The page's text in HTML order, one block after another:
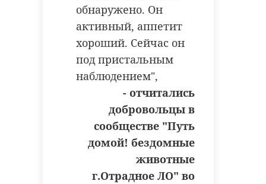
обнаружено. Он
активный, аппетит
хороший. Сейчас он
под пристальным
наблюдением",
- отчитались
добровольцы в
сообществе "Путь
домой! бездомные
животные
г.Отрадное ЛО" во